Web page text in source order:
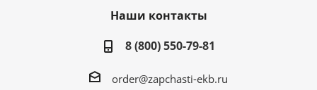
Наши контакты
8 (800) 550-79-81
order@zapchasti-ekb.ru